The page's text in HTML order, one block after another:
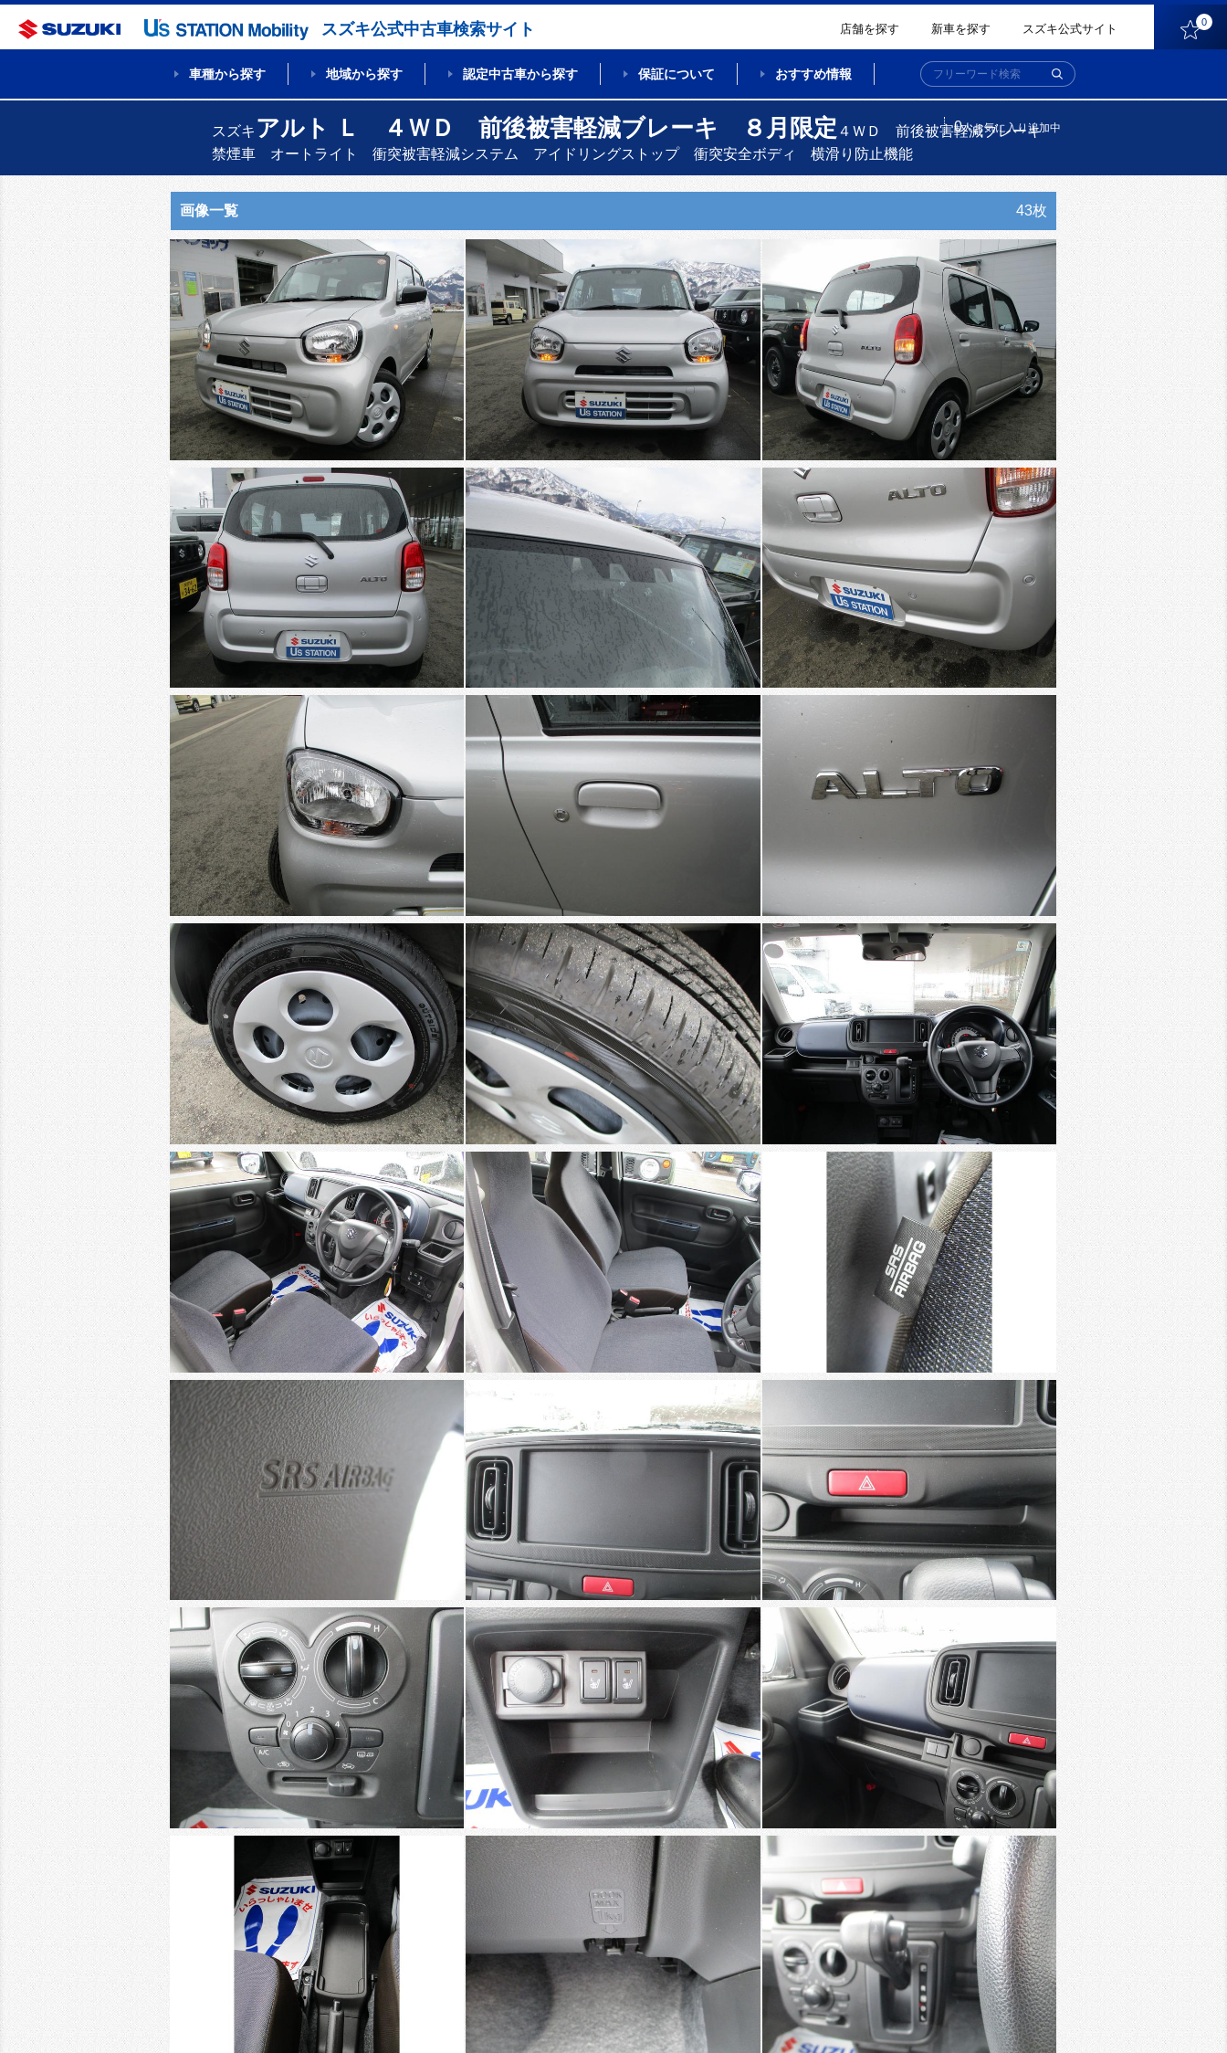
スズキ公式中古車検索サイト 店舗を探す 新車を探す スズキ公式サイト 0
車種から探す 地域から探す 認定中古車から探す 保証について おすすめ情報
スズキ アルト Ｌ ４ＷＤ 前後被害軽減ブレーキ ８月限定 ４ＷＤ 前後被害軽減ブレーキ
禁煙車 オートライト 衝突被害軽減システム アイドリングストップ 衝突安全ボディ 横滑り防止機能
0人お気に入り追加中
画像一覧 43枚